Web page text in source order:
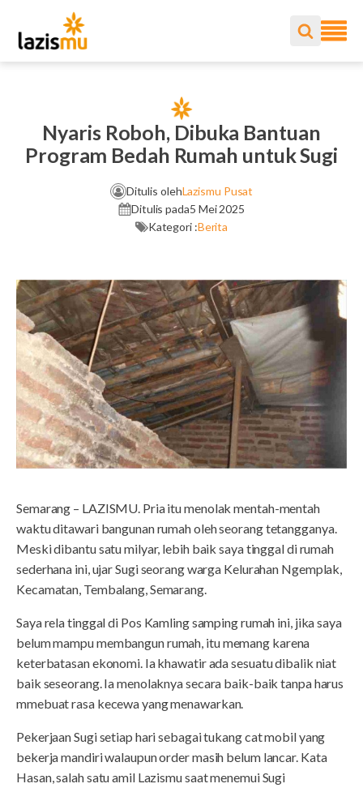
Nyaris Roboh, Dibuka Bantuan
Program Bedah Rumah untuk Sugi
Ditulis olehLazismu Pusat
Ditulis pada5 Mei 2025
Kategori :Berita
Semarang – LAZISMU. Pria itu menolak mentah-mentah
waktu ditawari bangunan rumah oleh seorang tetangganya.
Meski dibantu satu milyar, lebih baik saya tinggal di rumah
sederhana ini, ujar Sugi seorang warga Kelurahan Ngemplak,
Kecamatan, Tembalang, Semarang.
Saya rela tinggal di Pos Kamling samping rumah ini, jika saya
belum mampu membangun rumah, itu memang karena
keterbatasan ekonomi. Ia khawatir ada sesuatu dibalik niat
baik seseorang. Ia menolaknya secara baik-baik tanpa harus
mmebuat rasa kecewa yang menawarkan.
Pekerjaan Sugi setiap hari sebagai tukang cat mobil yang
bekerja mandiri walaupun order masih belum lancar. Kata
Hasan, salah satu amil Lazismu saat menemui Sugi